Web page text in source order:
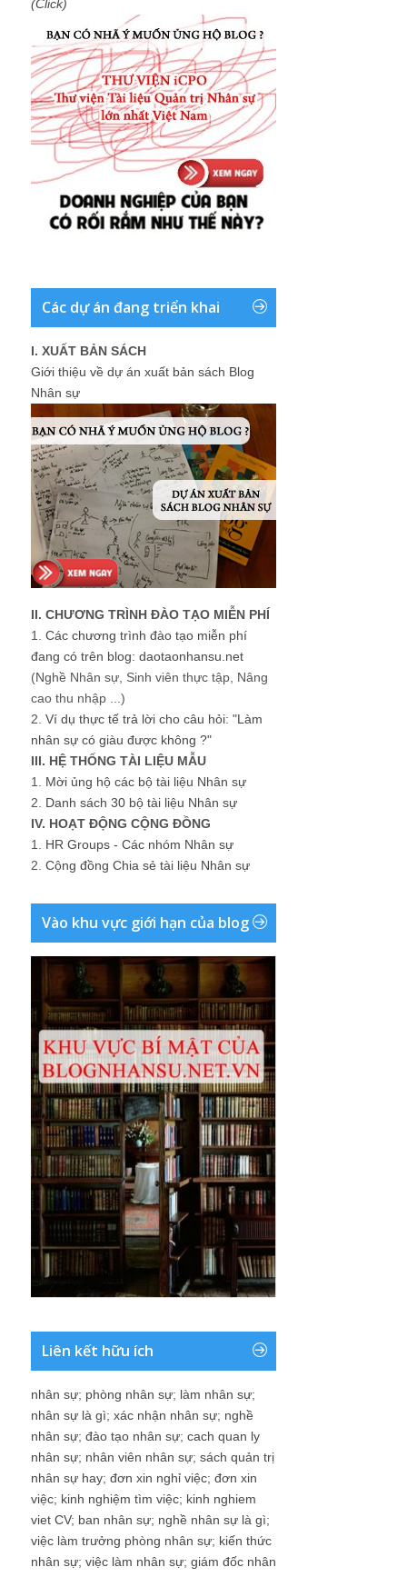
(Click)
Các dự án đang triển khai
I. XUẤT BẢN SÁCH
Giới thiệu về dự án xuất bản sách Blog
Nhân sự
II. CHƯƠNG TRÌNH ĐÀO TẠO MIỄN PHÍ
1. Các chương trình đào tạo miễn phí
đang có trên blog: daotaonhansu.net
(Nghề Nhân sự, Sinh viên thực tập, Nâng
cao thu nhập ...)
2. Ví dụ thực tế trả lời cho câu hỏi: "Làm
nhân sự có giàu được không ?"
III. HỆ THỐNG TÀI LIỆU MẪU
1. Mời ủng hộ các bộ tài liệu Nhân sự
2. Danh sách 30 bộ tài liệu Nhân sự
IV. HOẠT ĐỘNG CỘNG ĐỒNG
1. HR Groups - Các nhóm Nhân sự
2. Cộng đồng Chia sẻ tài liệu Nhân sự
Vào khu vực giới hạn của blog
Liên kết hữu ích
nhân sự; phòng nhân sự; làm nhân sự;
nhân sự là gì; xác nhận nhân sự; nghề
nhân sự; đào tạo nhân sự; cach quan ly
nhân sự; nhân viên nhân sự; sách quản trị
nhân sự hay; đơn xin nghỉ việc; đơn xin
việc; kinh nghiệm tìm việc; kinh nghiem
viet CV; ban nhân sự; nghề nhân sự là gì;
việc làm trưởng phòng nhân sự; kiến thức
nhân sự; việc làm nhân sự; giám đốc nhân